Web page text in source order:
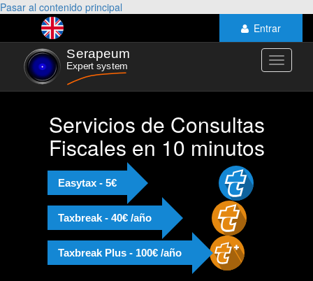
Pasar al contenido principal
Entrar
Toggle
Servicios de Consultas
Fiscales en 10 minutos
Easytax - 5€
Taxbreak - 40€ /año
Taxbreak Plus - 100€ /año